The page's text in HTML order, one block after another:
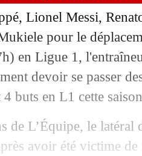
Lionel Messi,
pour le
en Ligue 1,
devoir se passer
buts en L1 cette
de L’Équipe, le latéral
avoir été victime
nouvelle pour
clair sur son avenir
bientôt dévoilé
approché